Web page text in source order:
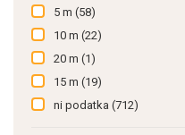
5 m (58)
10 m (22)
20 m (1)
15 m (19)
ni podatka (712)